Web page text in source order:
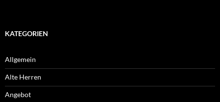
KATEGORIEN
Allgemein
Alte Herren
Angebot